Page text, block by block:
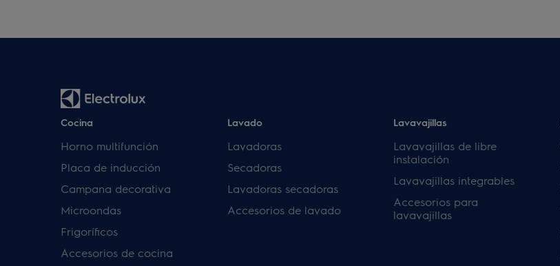
Cocina
Horno multifunción
Placa de inducción
Campana decorativa
Microondas
Frigoríficos
Accesorios de cocina
Lavado
Lavadoras
Secadoras
Lavadoras secadoras
Accesorios de lavado
Lavavajillas
Lavavajillas de libre
instalación
Lavavajillas integrables
Accesorios para
lavavajillas